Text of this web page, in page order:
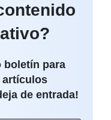
boletín para
de entrada!